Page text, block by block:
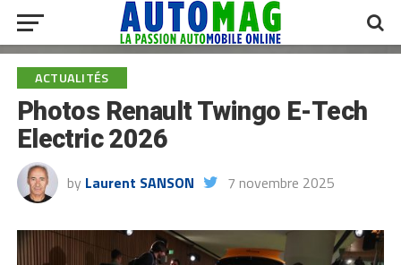
ACTUALITÉS
Photos Renault Twingo E-Tech
Electric 2026
by Laurent SANSON 7 novembre 2025